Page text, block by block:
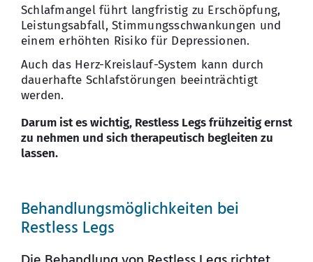
Schlafmangel führt langfristig zu Erschöpfung,
Leistungsabfall, Stimmungsschwankungen und
einem erhöhten Risiko für Depressionen.
Auch das Herz-Kreislauf-System kann durch
dauerhafte Schlafstörungen beeinträchtigt
werden.
Darum ist es wichtig, Restless Legs frühzeitig ernst
zu nehmen und sich therapeutisch begleiten zu
lassen.
Behandlungsmöglichkeiten bei
Restless Legs